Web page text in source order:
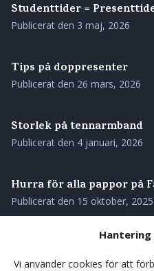
Hantering
Vi använder cookies för att
Studenttider =
Publicerat den 3 maj, 2026
Tips på doppresenter
Publicerat den 26 mars, 2026
Storlek på tennarmband
Publicerat den 4 januari, 2026
Hurra för alla pappor på
Publicerat den 15 oktober, 2025
Skötselråd för ditt
Publicerat den28 augusti, 2025